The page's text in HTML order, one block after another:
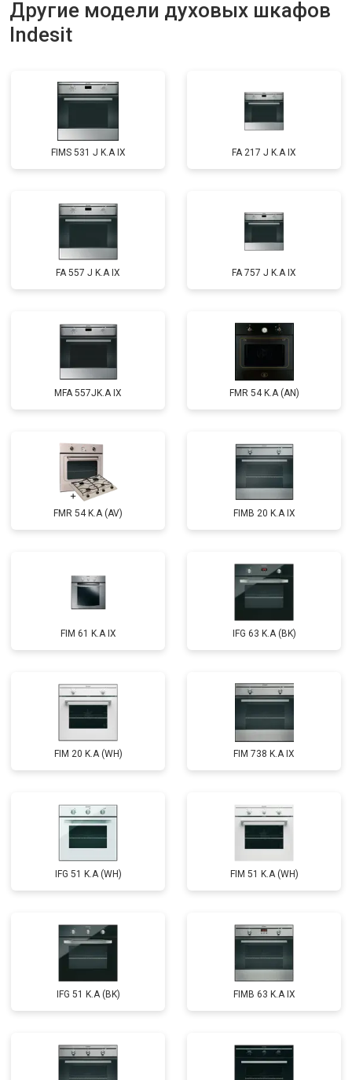
Другие модели духовых шкафов
Indesit
FIMS 531 J K.A IX FA 217 J K.A IX
FA 557 J K.A IX FA 757 J K.A IX
MFA 557JK.A IX FMR 54 K.A (AN)
FMR 54 K.A (AV) FIMB 20 K.A IX
FIM 61 K.A IX IFG 63 K.A (BK)
FIM 20 K.A (WH) FIM 738 K.A IX
IFG 51 K.A (WH) FIM 51 K.A (WH)
IFG 51 K.A (BK) FIMB 63 K.A IX